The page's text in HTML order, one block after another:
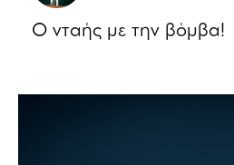
Ο νταής με την βόμβα!